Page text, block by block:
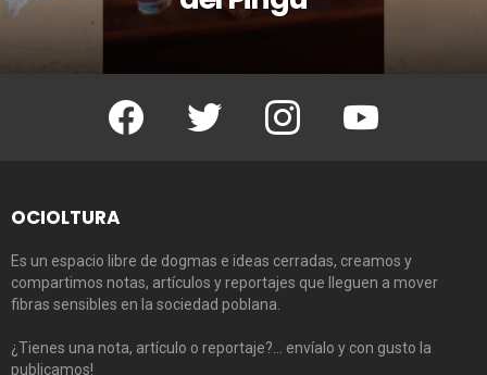
Facebook Twitter Instagram Youtube
OCIOLTURA
Es un espacio libre de dogmas e ideas cerradas, creamos y
compartimos notas, artículos y reportajes que lleguen a mover
fibras sensibles en la sociedad poblana.
¿Tienes una nota, artículo o reportaje?… envíalo y con gusto la
publicamos!